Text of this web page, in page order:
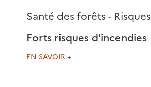
Santé des forêts - Risques
Forts risques d'incendies
EN SAVOIR +